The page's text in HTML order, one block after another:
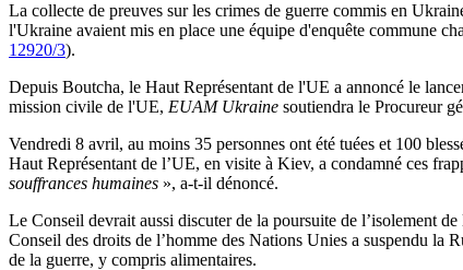
La collecte de preuves sur les crimes de guerre commis en
l'Ukraine avaient mis en place une équipe d'enquête commune
12920/3).
Depuis Boutcha, le Haut Représentant de l'UE a annoncé le
mission civile de l'UE, EUAM Ukraine soutiendra le Procureur
Vendredi 8 avril, au moins 35 personnes ont été tuées et 100
Haut Représentant de l’UE, en visite à Kiev, a condamné ces
souffrances humaines », a-t-il dénoncé.
Le Conseil devrait aussi discuter de la poursuite de l’isolement
Conseil des droits de l’homme des Nations Unies a suspendu la
de la guerre, y compris alimentaires.